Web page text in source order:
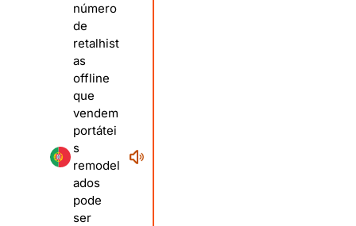
número
de
retalhist
as
offline
que
vendem
portátei
s
remodel
ados
pode
ser